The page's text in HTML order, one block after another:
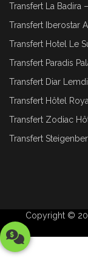
Transfert La Badira
Transfert Iberostar
Transfert Hotel Le
Transfert Paradis
Transfert Diar
Transfert Hôtel
Transfert Zodiac
Transfert
Copyright ©